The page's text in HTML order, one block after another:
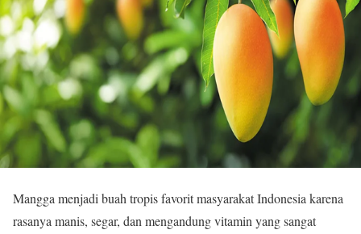
Mangga menjadi buah tropis favorit masyarakat Indonesia karena
rasanya manis, segar, dan mengandung vitamin yang sangat